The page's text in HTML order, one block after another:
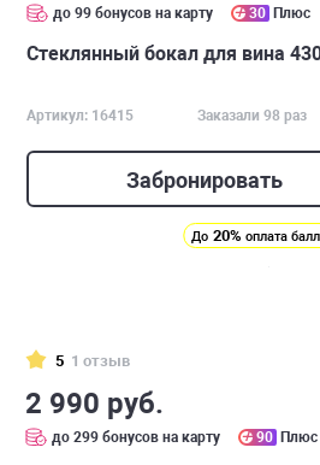
до 99 бонусов на карту 30 Плюс
Стеклянный бокал для вина
Артикул: 16415 Заказали 98 раз
Забронировать
До 20% оплата
5 1 отзыв
2 990 руб.
до 299 бонусов на карту 90 Плюс